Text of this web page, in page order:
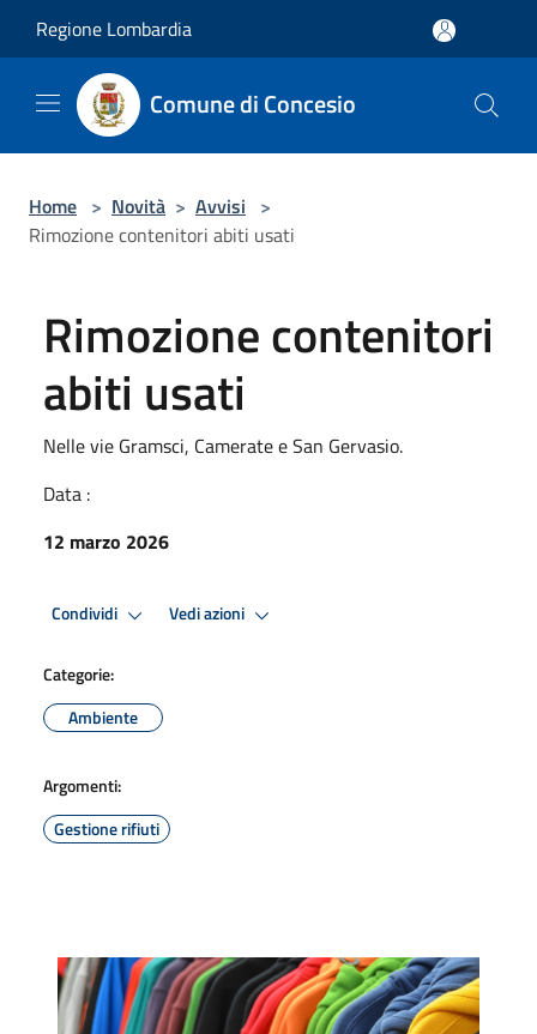
Regione Lombardia
Comune di Concesio
Home > Novità > Avvisi >
Rimozione contenitori abiti usati
Rimozione contenitori
abiti usati
Nelle vie Gramsci, Camerate e San Gervasio.
Data :
12 marzo 2026
Condividi Vedi azioni
Categorie:
Ambiente
Argomenti:
Gestione rifiuti